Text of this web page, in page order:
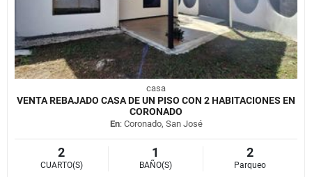
casa
VENTA REBAJADO CASA DE UN PISO CON 2 HABITACIONES EN
CORONADO
En: Coronado, San José
2
CUARTO(S)
1
BAÑO(S)
2
Parqueo